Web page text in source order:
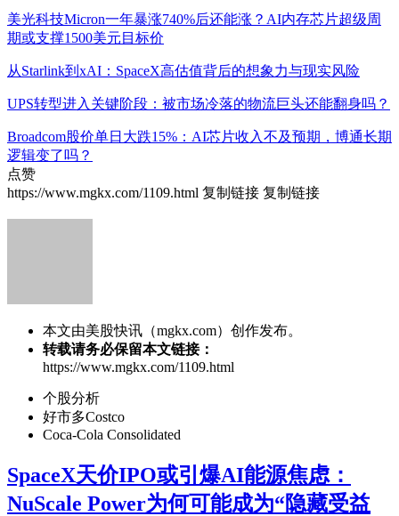
分
享
美光科技Micron一年暴涨740%后还能涨？AI内存芯片超级周
期或支撑1500美元目标价
从Starlink到xAI：SpaceX高估值背后的想象力与现实风险
UPS转型进入关键阶段：被市场冷落的物流巨头还能翻身吗？
Broadcom股价单日大跌15%：AI芯片收入不及预期，博通长期
逻辑变了吗？
点赞
https://www.mgkx.com/1109.html 复制链接 复制链接
本文由美股快讯（mgkx.com）创作发布。
转载请务必保留本文链接：
https://www.mgkx.com/1109.html
个股分析
好市多Costco
Coca-Cola Consolidated
SpaceX天价IPO或引爆AI能源焦虑：
NuScale Power为何可能成为“隐藏受益